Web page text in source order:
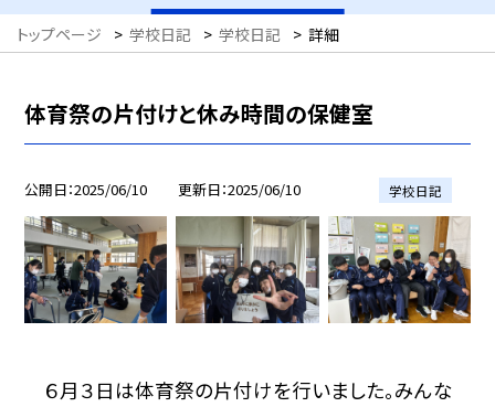
トップページ > 学校日記 > 学校日記 > 詳細
体育祭の片付けと休み時間の保健室
公開日 2025/06/10 更新日 2025/06/10 学校日記
６月３日は体育祭の片付けを行いました。みんな